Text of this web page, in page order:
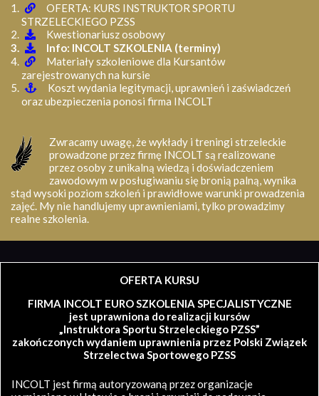
OFERTA: KURS INSTRUKTOR SPORTU
STRZELECKIEGO PZSS
Kwestionariusz osobowy
Info: INCOLT SZKOLENIA (terminy)
Materiały szkoleniowe dla Kursantów
zarejestrowanych na kursie
Koszt wydania legitymacji, uprawnień i zaświadczeń
oraz ubezpieczenia ponosi firma INCOLT
Zwracamy uwagę, że wykłady i treningi strzeleckie
prowadzone przez firmę INCOLT są realizowane
przez osoby z unikalną wiedzą i doświadczeniem
zawodowym w posługiwaniu się bronią palną, wynika
stąd wysoki poziom szkoleń i prawidłowe warunki prowadzenia
zajęć. My nie handlujemy uprawnieniami, tylko prowadzimy
realne szkolenia.
OFERTA KURSU
FIRMA INCOLT EURO SZKOLENIA SPECJALISTYCZNE
jest uprawniona do realizacji kursów
„Instruktora Sportu Strzeleckiego PZSS”
zakończonych wydaniem uprawnienia przez Polski Związek
Strzelectwa Sportowego PZSS
INCOLT jest firmą autoryzowaną przez organizacje